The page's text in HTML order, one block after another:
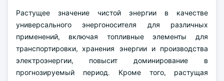
Растущее значение чистой энергии в качестве
универсального энергоносителя для различных
применений, включая топливные элементы для
транспортировки, хранения энергии и производства
электроэнергии, повысит доминирование в
прогнозируемый период. Кроме того, растущая